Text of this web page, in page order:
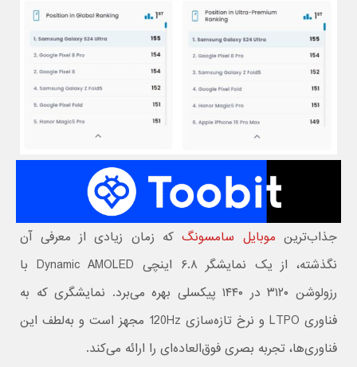
جذاب‌ترین موبایل سامسونگکه زمان زیادی از معرفی آن
نگذشته، از یک نمایشگر ۶.۸ اینچی Dynamic AMOLED با
رزولوشن ۳۱۲۰ در ۱۴۴۰ پیکسلی بهره می‌برد. نمایشگری که به
فناوری LTPO و نرخ تازه‌سازی 120Hz مجهز است و به‌لطف این
فناوری‌ها، تجربه بصری فوق‌العاده‌ای را ارائه می‌کند.